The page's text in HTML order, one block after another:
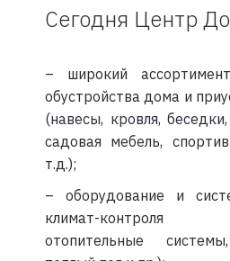
Сегодня Центр
– широкий
обустройства дома и
(навесы, кровля,
садовая мебель,
т.д.);
– оборудование и
климат-контроля
отопительные